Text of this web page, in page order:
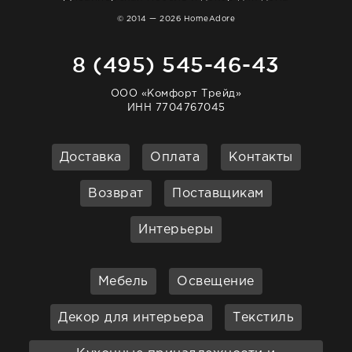
© 2014 — 2026 HomeAdore
8 (495) 545-46-43
ООО «Комфорт Трейд»
ИНН 7704767045
Доставка Оплата Контакты
Возврат Поставщикам
Интерьеры
Мебель Освещение
Декор для интерьера Текстиль